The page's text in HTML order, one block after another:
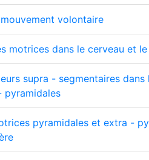
volontaire
motrices dans le cerveau et
supra - segmentaires dans
pyramidales
pyramidales et extra -